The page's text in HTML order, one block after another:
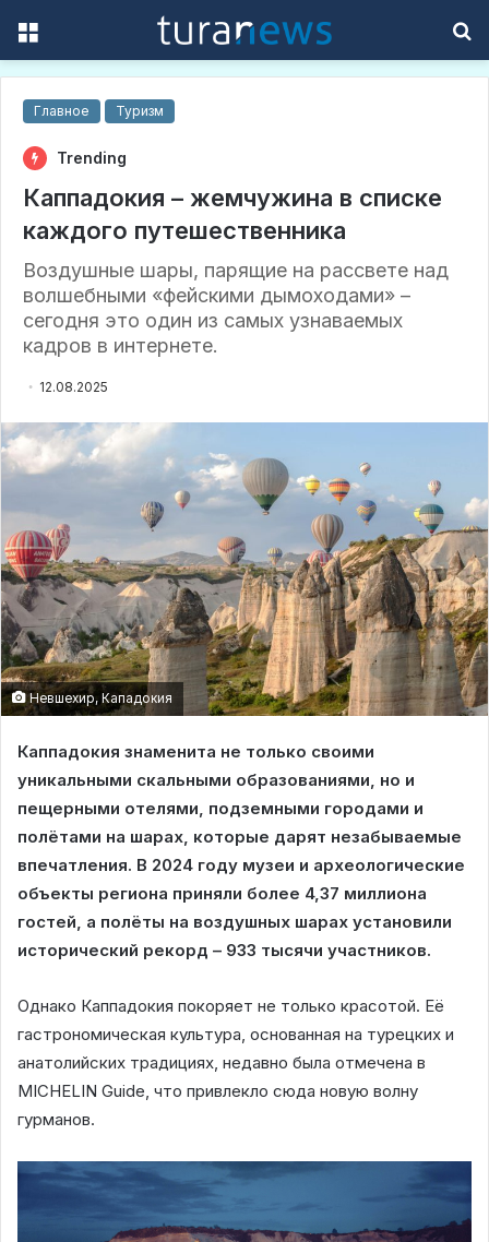
Главное Туризм
Trending
Каппадокия – жемчужина в списке
каждого путешественника
Воздушные шары, парящие на рассвете над
волшебными «фейскими дымоходами» –
сегодня это один из самых узнаваемых
кадров в интернете.
12.08.2025
Невшехир, Кападокия
Каппадокия знаменита не только своими
уникальными скальными образованиями, но и
пещерными отелями, подземными городами и
полётами на шарах, которые дарят незабываемые
впечатления. В 2024 году музеи и археологические
объекты региона приняли более 4,37 миллиона
гостей, а полёты на воздушных шарах установили
исторический рекорд – 933 тысячи участников.
Однако Каппадокия покоряет не только красотой. Её
гастрономическая культура, основанная на турецких и
анатолийских традициях, недавно была отмечена в
MICHELIN Guide, что привлекло сюда новую волну
гурманов.